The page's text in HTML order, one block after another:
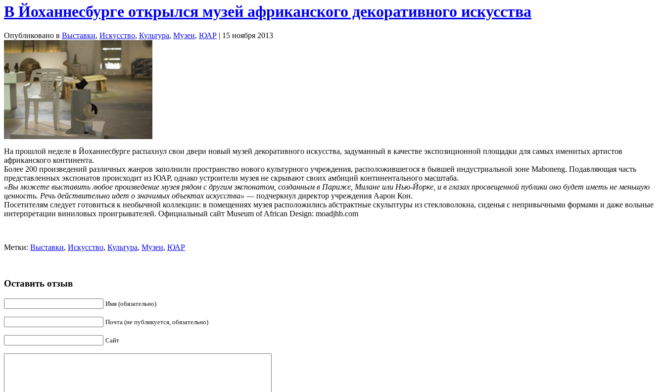
В Йоханнесбурге открылся музей африканского декоративного искусства
Опубликовано в Выставки, Искусство, Культура, Музеи, ЮАР | 15 ноября 2013
На прошлой неделе в Йоханнесбурге распахнул свои двери новый музей декоративного искусства, задуманный в качестве экспозиционной площадки для самых именитых артистов
африканского континента.
Более 200 произведений различных жанров заполнили пространство нового культурного учреждения, расположившегося в бывшей индустриальной зоне Maboneng. Подавляющая часть
представленных экспонатов происходит из ЮАР, однако устроители музея не скрывают своих амбиций континентального масштаба.
«Вы можете выставить любое произведение музея рядом с другим экспонатом, созданным в Париже, Милане или Нью-Йорке, и в глазах просвещенной публики оно будет иметь не меньшую
ценность. Речь действительно идет о значимых объектах искусства» — подчеркнул директор учреждения Аарон Кон.
Посетителям следует готовиться к необычной коллекции: в помещениях музея расположились абстрактные скульптуры из стекловолокна, сиденья с непривычными формами и даже вольные
интерпретации виниловых проигрывателей. Официальный сайт Museum of African Design: moadjhb.com
Метки: Выставки, Искусство, Культура, Музеи, ЮАР
Оставить отзыв
Имя (обязательно)
Почта (не публикуется, обязательно)
Сайт